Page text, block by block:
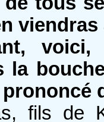
la
prononcé
fils de